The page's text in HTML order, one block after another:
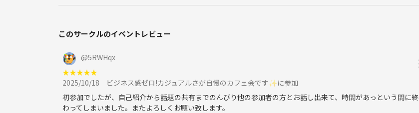
真の自立を目指して行動し始めました。
そして2024年3月、
横浜を中心に人と人とが気軽に繋がれる『ゆるカフェ』を立ち上げました。
自分で考えて形にできる活動にやりがいを感じ、現在では累計200人を超えるお客様に来ていただけるイベントに成
長しました！
このサークルのイベントレビュー
@5RWHqx
★★★★★
2025/10/18
ビジネス感ゼロ!カジュアルさが自慢のカフェ会です✨に参加
初参加でしたが、自己紹介から話題の共有までのんびり他の参加者の方とお話し出来て、時間があっという間に終
わってしまいました。またよろしくお願い致します。